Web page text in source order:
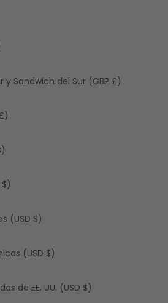
y Sandwich del Sur (GBP £)
(USD $)
(USD $)
de EE. UU. (USD $)